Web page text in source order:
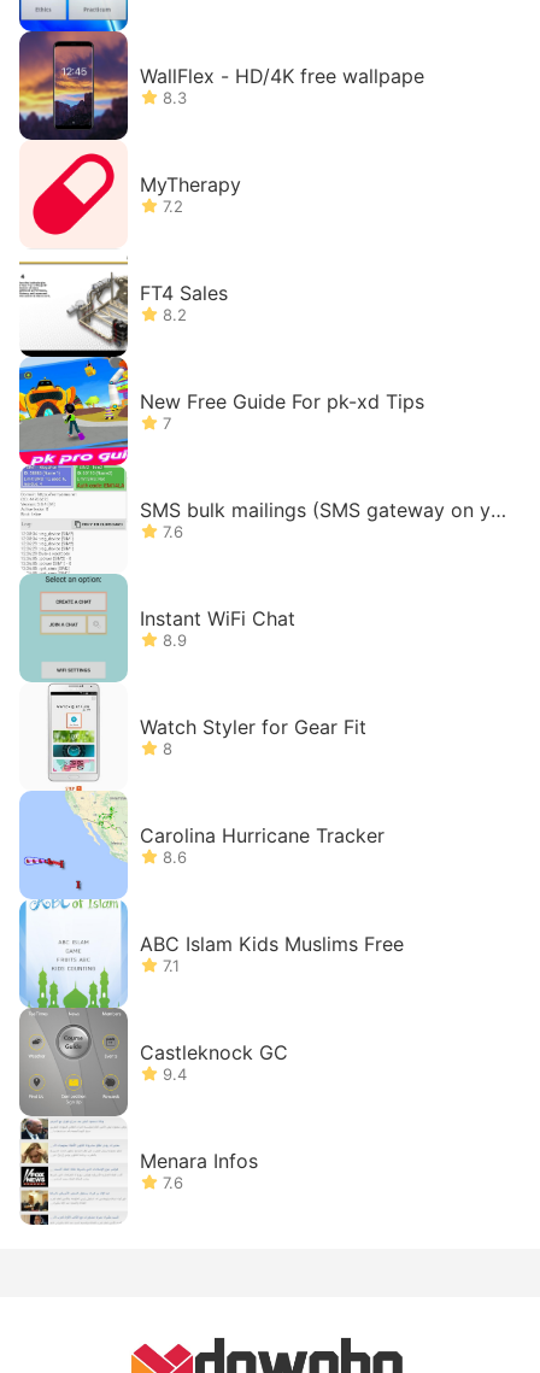
WallFlex - HD/4K free wallpape
8.3
MyTherapy
7.2
FT4 Sales
8.2
New Free Guide For pk-xd Tips
7
SMS bulk mailings (SMS gateway on yo
ur phone)
7.6
Instant WiFi Chat
8.9
Watch Styler for Gear Fit
8
Carolina Hurricane Tracker
8.6
ABC Islam Kids Muslims Free
7.1
Castleknock GC
9.4
Menara Infos
7.6